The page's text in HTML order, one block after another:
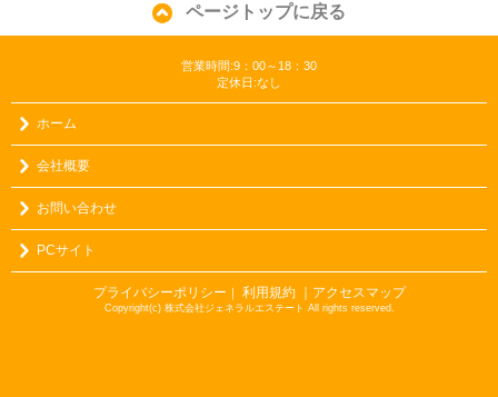
ページトップに戻る
営業時間:9：00～18：30
定休日:なし
ホーム
会社概要
お問い合わせ
PCサイト
プライバシーポリシー ｜ 利用規約 ｜アクセスマップ
Copyright(c) 株式会社ジェネラルエステート All rights reserved.